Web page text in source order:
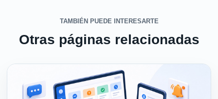
TAMBIÉN PUEDE INTERESARTE
Otras páginas relacionadas